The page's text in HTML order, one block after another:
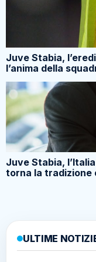
Juve Stabia,
l’anima della
Juve Stabia,
torna la tradizione
ULTIME